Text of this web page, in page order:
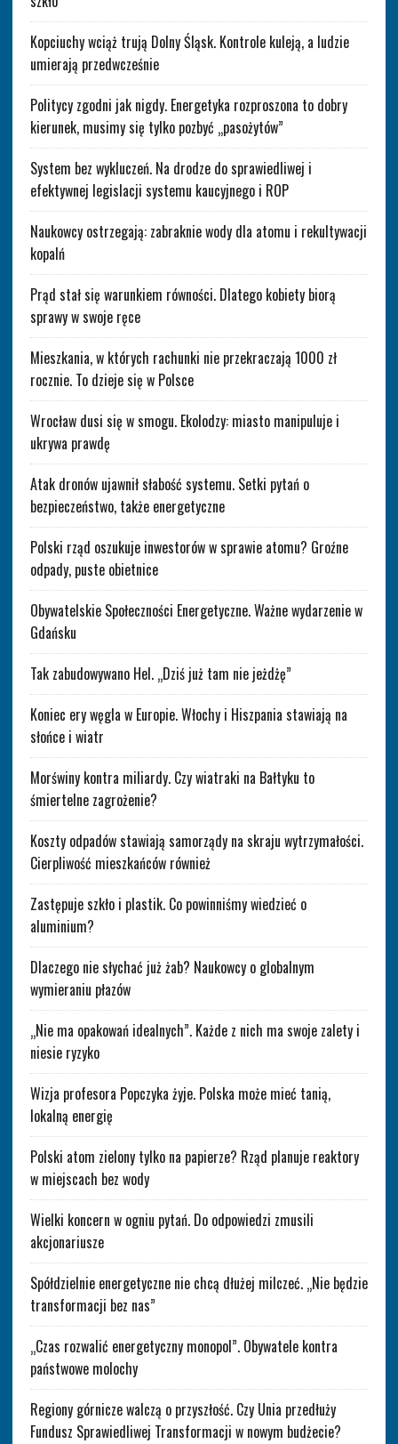
Kopciuchy wciąż trują Dolny Śląsk. Kontrole kuleją, a ludzie
umierają przedwcześnie
Politycy zgodni jak nigdy. Energetyka rozproszona to dobry
kierunek, musimy się tylko pozbyć „pasożytów”
System bez wykluczeń. Na drodze do sprawiedliwej i
efektywnej legislacji systemu kaucyjnego i ROP
Naukowcy ostrzegają: zabraknie wody dla atomu i rekultywacji
kopalń
Prąd stał się warunkiem równości. Dlatego kobiety biorą
sprawy w swoje ręce
Mieszkania, w których rachunki nie przekraczają 1000 zł
rocznie. To dzieje się w Polsce
Wrocław dusi się w smogu. Ekolodzy: miasto manipuluje i
ukrywa prawdę
Atak dronów ujawnił słabość systemu. Setki pytań o
bezpieczeństwo, także energetyczne
Polski rząd oszukuje inwestorów w sprawie atomu? Groźne
odpady, puste obietnice
Obywatelskie Społeczności Energetyczne. Ważne wydarzenie w
Gdańsku
Tak zabudowywano Hel. „Dziś już tam nie jeżdżę”
Koniec ery węgla w Europie. Włochy i Hiszpania stawiają na
słońce i wiatr
Morświny kontra miliardy. Czy wiatraki na Bałtyku to
śmiertelne zagrożenie?
Koszty odpadów stawiają samorządy na skraju wytrzymałości.
Cierpliwość mieszkańców również
Zastępuje szkło i plastik. Co powinniśmy wiedzieć o
aluminium?
Dlaczego nie słychać już żab? Naukowcy o globalnym
wymieraniu płazów
„Nie ma opakowań idealnych”. Każde z nich ma swoje zalety i
niesie ryzyko
Wizja profesora Popczyka żyje. Polska może mieć tanią,
lokalną energię
Polski atom zielony tylko na papierze? Rząd planuje reaktory
w miejscach bez wody
Wielki koncern w ogniu pytań. Do odpowiedzi zmusili
akcjonariusze
Spółdzielnie energetyczne nie chcą dłużej milczeć. „Nie będzie
transformacji bez nas”
„Czas rozwalić energetyczny monopol”. Obywatele kontra
państwowe molochy
Regiony górnicze walczą o przyszłość. Czy Unia przedłuży
Fundusz Sprawiedliwej Transformacji w nowym budżecie?